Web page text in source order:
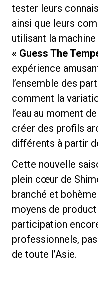
tester leurs
ainsi que leurs
utilisant la
« Guess The
expérience
l’ensemble des
comment la
l’eau au moment
créer des profils
différents à partir
Cette nouvelle
plein cœur de
branché et
moyens de
participation
professionnels,
de toute l’Asie.